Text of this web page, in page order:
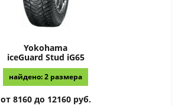
Yokohama
iceGuard Stud iG65
найдено: 2 размера
от 8160 до 12160 руб.